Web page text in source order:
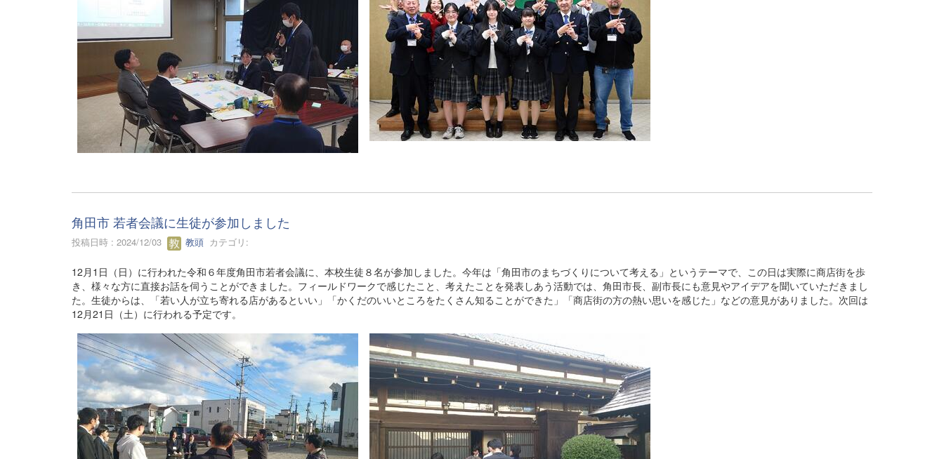
角田市 若者会議に生徒が参加しました
投稿日時 : 2024/12/03 教頭 カテゴリ:
12月1日（日）に行われた令和６年度角田市若者会議に、本校生徒８名が参加しました。今年は「角田市のまちづくりについて考える」というテーマで、この日は実際に商店街を歩
き、様々な方に直接お話を伺うことができました。フィールドワークで感じたこと、考えたことを発表しあう活動では、角田市長、副市長にも意見やアイデアを聞いていただきまし
た。生徒からは、「若い人が立ち寄れる店があるといい」「かくだのいいところをたくさん知ることができた」「商店街の方の熱い思いを感じた」などの意見がありました。次回は
12月21日（土）に行われる予定です。